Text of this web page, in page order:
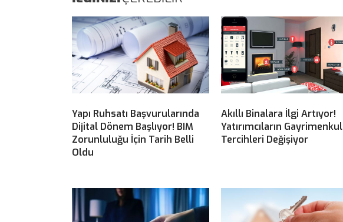
Yapı Ruhsatı Başvurularında
Dijital Dönem Başlıyor! BIM
Zorunluluğu İçin Tarih Belli
Oldu
Akıllı Binalara İlgi Artıyor!
Yatırımcıların Gayrimenkul
Tercihleri Değişiyor